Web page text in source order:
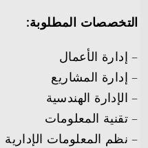
التخصصات المطلوبة:
– إدارة الأعمال
– إدارة المشاريع
– الإدارة الهندسية
– تقنية المعلومات
– نظم المعلومات الإدارية